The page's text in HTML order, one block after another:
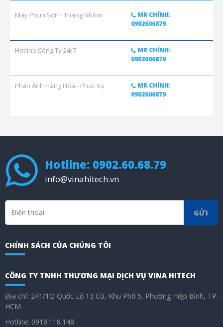
Máy Phun Sơn - Thang Nhôm
MR CHÍNH:
0902606879
Hotline Công Ty 24/7
MR CHÍNH:
0902606879
Phản Ánh Hàng Hóa - Phục Vụ
MR CHÍNH:
0902606879
Hotline: 0902.60.68.79
info@vinahitech.vn
GỬI
CHÍNH SÁCH CỦA CHÚNG TÔI
CÔNG TY TNHH THƯƠNG MẠI DỊCH VỤ VINA HITECH
Địa chỉ: 241/1Q Quốc Lộ 13 Cũ, Khu Phố 5, Phường Hiệp Bình, TP.
HCM
Hotline: 0918.118.148